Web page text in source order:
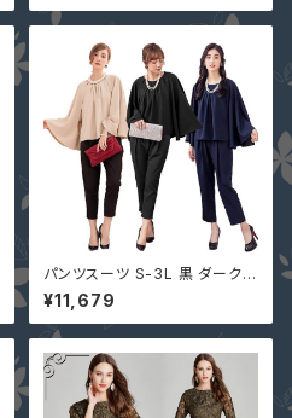
0206 肩出し カットソー レディ
パンツスーツ S-3L 黒 ダークベ
ージュ ネイビー 結婚式 パンツ
ドレス ぽっちゃり 4way 一部即
納 大きいサイズ セットアップ パ
プ 二の腕カバー
¥11,679